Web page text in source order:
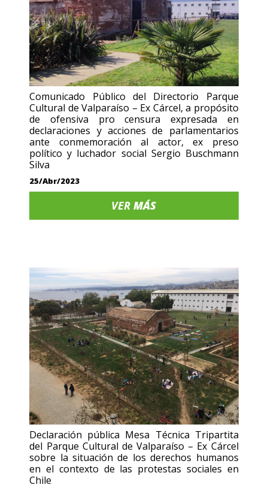
Comunicado Público del Directorio Parque
Cultural de Valparaíso – Ex Cárcel, a propósito
de ofensiva pro censura expresada en
declaraciones y acciones de parlamentarios
ante conmemoración al actor, ex preso
político y luchador social Sergio Buschmann
Silva
25/Abr/2023
VERMÁS
Declaración pública Mesa Técnica Tripartita
del Parque Cultural de Valparaíso – Ex Cárcel
sobre la situación de los derechos humanos
en el contexto de las protestas sociales en
Chile